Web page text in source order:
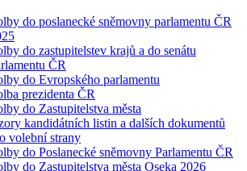
do poslanecké sněmovny parlamentu ČR
do zastupitelstev krajů a do senátu
ČR
do Evropského parlamentu
prezidenta ČR
do Zastupitelstva města
kandidátních listin a dalších dokumentů
volební strany
do Poslanecké sněmovny Parlamentu ČR
do Zastupitelstva města Oseka 2026